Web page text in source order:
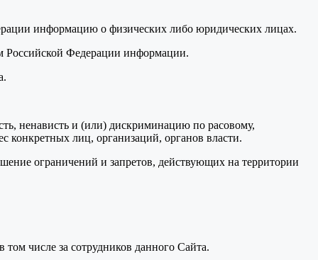
информацию о физических либо юридических лицах.
Российской Федерации информации.
ненависть и (или) дискриминацию по расовому,
конкретных лиц, организаций, органов власти.
ограничений и запретов, действующих на территории
том числе за сотрудников данного Сайта.